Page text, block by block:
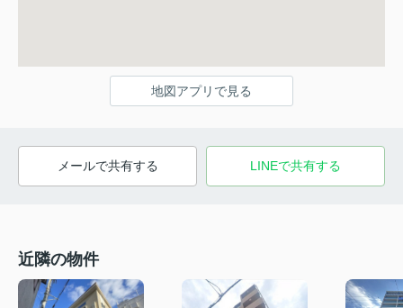
地図アプリで見る
メールで共有する LINEで共有する
近隣の物件